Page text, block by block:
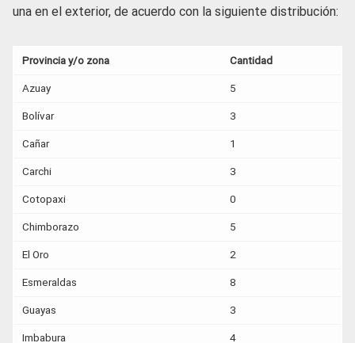
una en el exterior, de acuerdo con la siguiente distribución:
Provincia y/o zona Cantidad
Azuay 5
Bolívar 3
Cañar 1
Carchi 3
Cotopaxi 0
Chimborazo 5
El Oro 2
Esmeraldas 8
Guayas 3
Imbabura 4